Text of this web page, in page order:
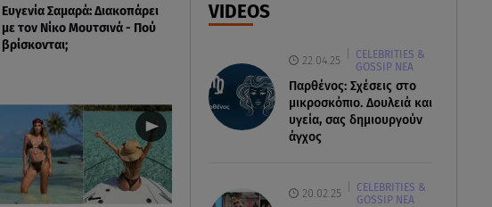
τα επόμενα 24ωρα
08.08.26 , 14:00
Summer fling: Γιατί να πεις ναι
σε έναν καλοκαιρινό έρωτα
VIDEOS
22.04.25
CELEBRITIES &
GOSSIP ΝΕΑ
Παρθένος: Σχέσεις στο
μικροσκόπιο. Δουλειά και
υγεία, σας δημιουργούν
άγχος
20.02.25
CELEBRITIES &
GOSSIP ΝΕΑ
Ευγενία Σαμαρά: Διακοπάρει
με τον Νίκο Μουτσινά - Πού
βρίσκονται;